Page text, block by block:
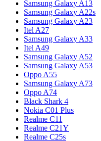
Samsung Galaxy A13
Samsung Galaxy A22s
Samsung Galaxy A23
Itel A27
Samsung Galaxy A33
Itel A49
Samsung Galaxy A52
Samsung Galaxy A53
Oppo A55
Samsung Galaxy A73
Oppo A74
Black Shark 4
Nokia C01 Plus
Realme C11
Realme C21Y
Realme C25s